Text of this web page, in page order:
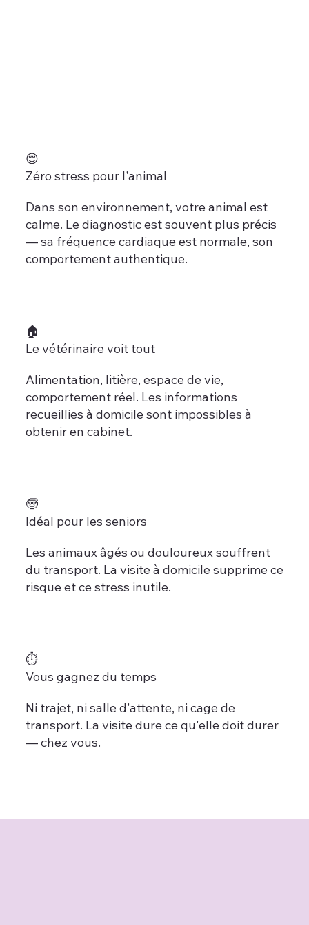
Dans son environnement, votre animal est
calme. Le diagnostic est souvent plus précis
— sa fréquence cardiaque est normale, son
comportement authentique.
😌
Zéro stress pour l'animal
Alimentation, litière, espace de vie,
comportement réel. Les informations
recueillies à domicile sont impossibles à
obtenir en cabinet.
🏠
Le vétérinaire voit tout
Les animaux âgés ou douloureux souffrent
du transport. La visite à domicile supprime ce
risque et ce stress inutile.
🧓
Idéal pour les seniors
Ni trajet, ni salle d'attente, ni cage de
transport. La visite dure ce qu'elle doit durer
— chez vous.
⏱️
Vous gagnez du temps